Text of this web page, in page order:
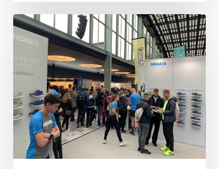
Terugblik
op
de
Marathon
Sport
2021